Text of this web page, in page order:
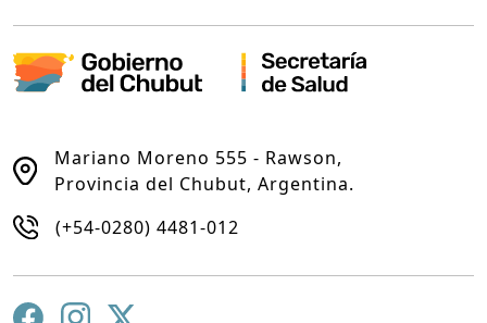
Mariano Moreno 555 - Rawson,
Provincia del Chubut, Argentina.
(+54-0280) 4481-012